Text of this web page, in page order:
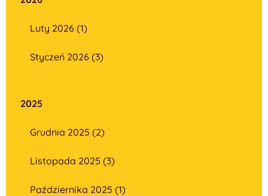
Luty 2026 (1)
Styczeń 2026 (3)
2025
Grudnia 2025 (2)
Listopada 2025 (3)
Października 2025 (1)